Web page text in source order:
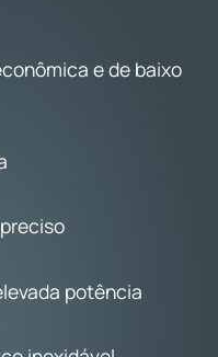
e de baixo
potência